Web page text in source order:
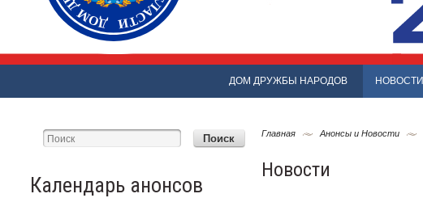
ДОМ ДРУЖБЫ НАРОДОВ НОВОСТИ
Календарь анонсов
Главная Анонсы и Новости
Новости